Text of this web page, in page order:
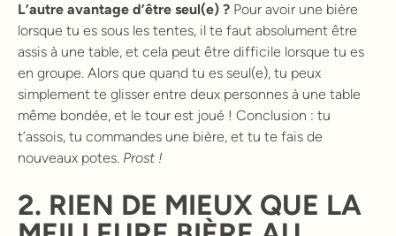
L’autre avantage d’être seul(e) ? Pour avoir une bière
lorsque tu es sous les tentes, il te faut absolument être
assis à une table, et cela peut être difficile lorsque tu es
en groupe. Alors que quand tu es seul(e), tu peux
simplement te glisser entre deux personnes à une table
même bondée, et le tour est joué ! Conclusion : tu
t’assois, tu commandes une bière, et tu te fais de
nouveaux potes. Prost !
2. RIEN DE MIEUX QUE LA